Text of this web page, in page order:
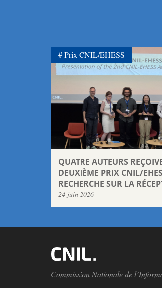
QUATRE AUTEURS
DEUXIÈME PRIX CNIL/
RECHERCHE SUR LA
24 juin 2026
Prix CNIL/EHESS
Commission Nationale de